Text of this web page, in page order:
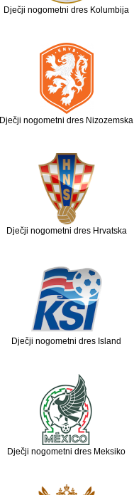
Dječji nogometni dres Kolumbija
Dječji nogometni dres Nizozemska
Dječji nogometni dres Hrvatska
Dječji nogometni dres Island
Dječji nogometni dres Meksiko